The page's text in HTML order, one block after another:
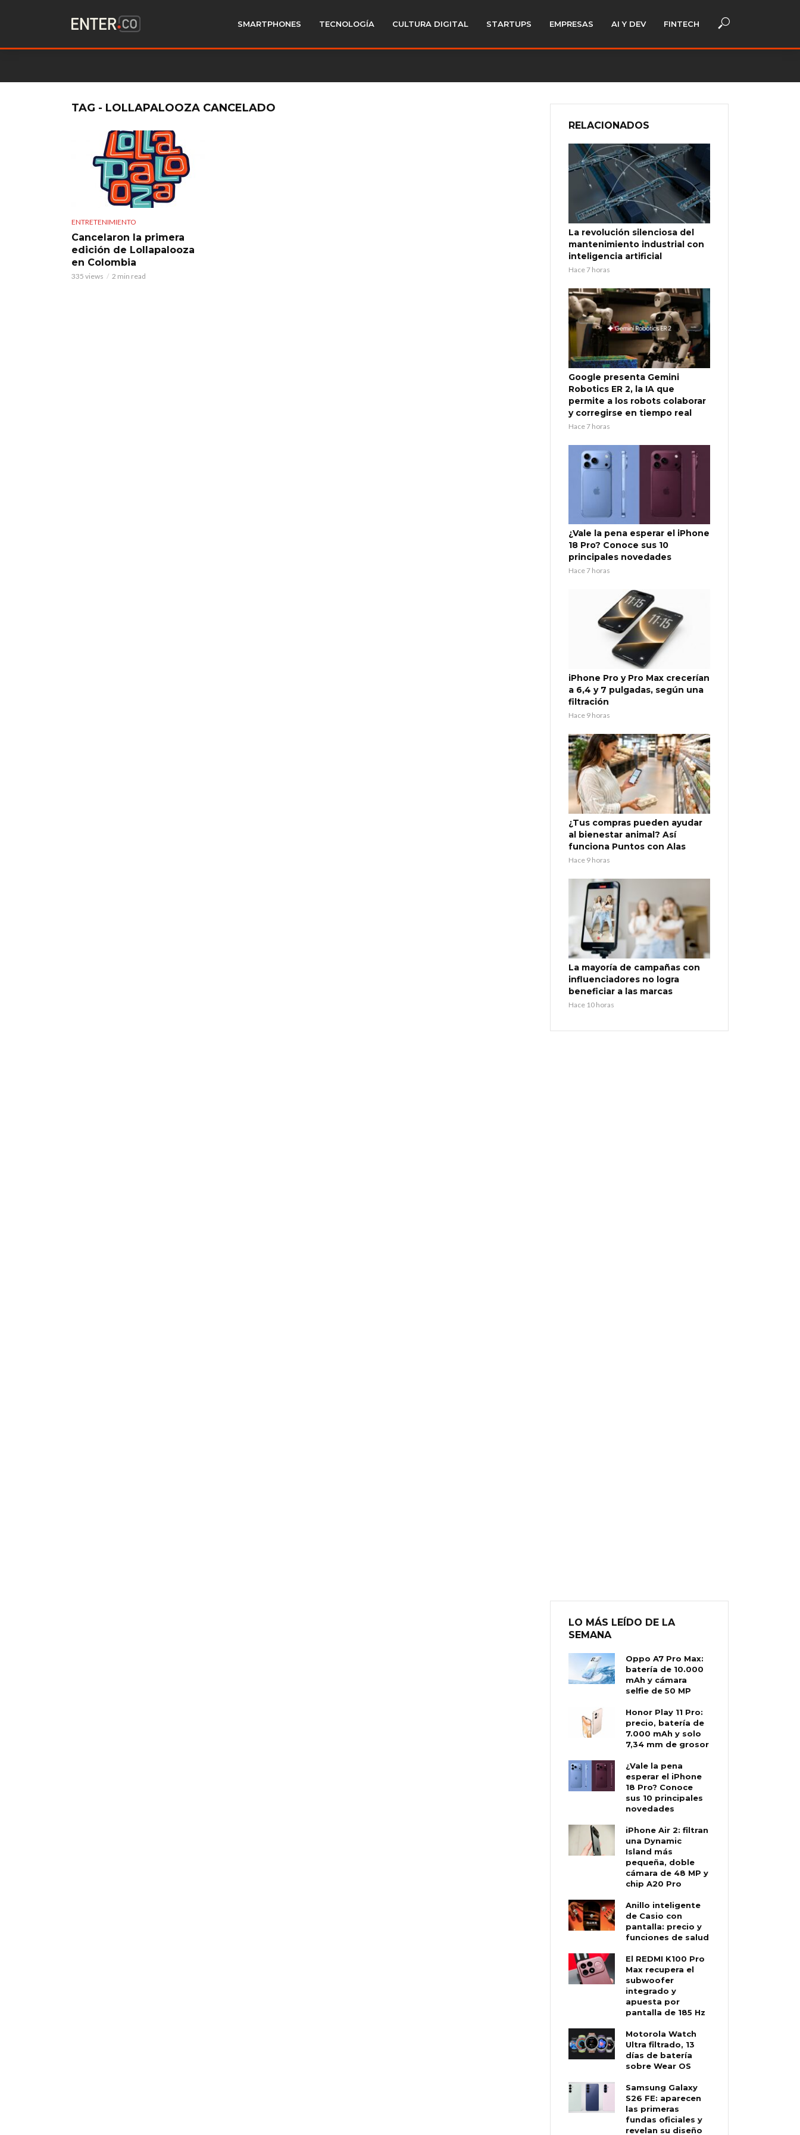
SMARTPHONES TECNOLOGÍA CULTURA DIGITAL STARTUPS EMPRESAS AI Y DEV FINTECH
TAG - LOLLAPALOOZA CANCELADO
ENTRETENIMIENTO
Cancelaron la primera
edición de Lollapalooza
en Colombia
335 views 2 min read
RELACIONADOS
La revolución silenciosa del
mantenimiento industrial con
inteligencia artificial
Hace 7 horas
Google presenta Gemini
Robotics ER 2, la IA que
permite a los robots colaborar
y corregirse en tiempo real
Hace 7 horas
¿Vale la pena esperar el iPhone
18 Pro? Conoce sus 10
principales novedades
Hace 7 horas
iPhone Pro y Pro Max crecerían
a 6,4 y 7 pulgadas, según una
filtración
Hace 9 horas
¿Tus compras pueden ayudar
al bienestar animal? Así
funciona Puntos con Alas
Hace 9 horas
La mayoría de campañas con
influenciadores no logra
beneficiar a las marcas
Hace 10 horas
LO MÁS LEÍDO DE LA
SEMANA
Oppo A7 Pro Max:
batería de 10.000
mAh y cámara
selfie de 50 MP
Honor Play 11 Pro:
precio, batería de
7.000 mAh y solo
7,34 mm de grosor
¿Vale la pena
esperar el iPhone
18 Pro? Conoce
sus 10 principales
novedades
iPhone Air 2: filtran
una Dynamic
Island más
pequeña, doble
cámara de 48 MP y
chip A20 Pro
Anillo inteligente
de Casio con
pantalla: precio y
funciones de salud
El REDMI K100 Pro
Max recupera el
subwoofer
integrado y
apuesta por
pantalla de 185 Hz
Motorola Watch
Ultra filtrado, 13
días de batería
sobre Wear OS
Samsung Galaxy
S26 FE: aparecen
las primeras
fundas oficiales y
revelan su diseño